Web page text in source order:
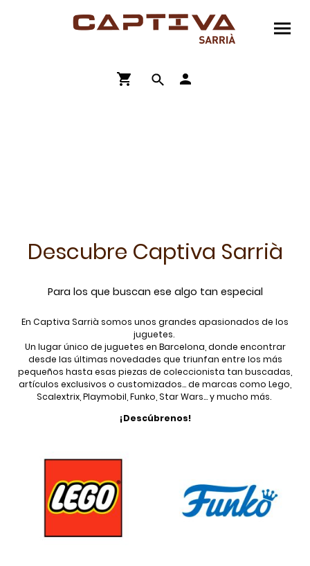
Descubre Captiva Sarrià
Para los que buscan ese algo tan especial
En Captiva Sarrià somos unos grandes apasionados de los
juguetes.
Un lugar único de juguetes en Barcelona, donde encontrar
desde las últimas novedades que triunfan entre los más
pequeños hasta esas piezas de coleccionista tan buscadas,
artículos exclusivos o customizados... de marcas como Lego,
Scalextrix, Playmobil, Funko, Star Wars... y mucho más.
¡Descúbrenos!